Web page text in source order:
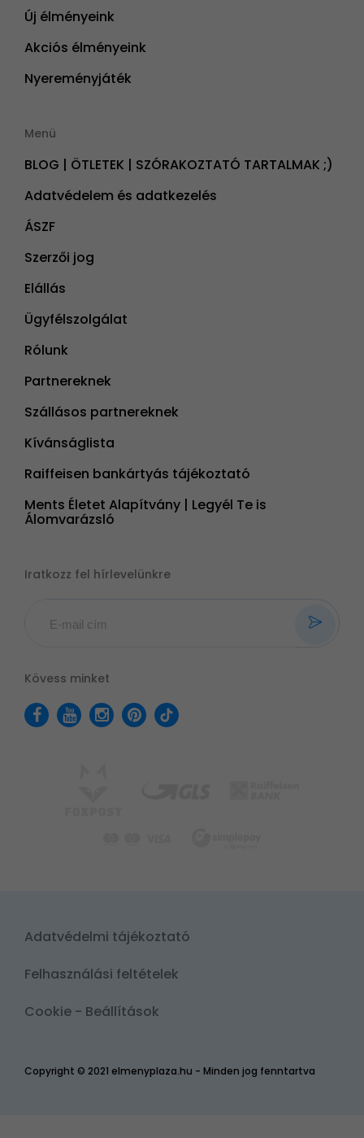
Új élményeink
Akciós élményeink
Nyereményjáték
Menü
BLOG | ÖTLETEK | SZÓRAKOZTATÓ TARTALMAK ;)
Adatvédelem és adatkezelés
ÁSZF
Szerzői jog
Elállás
Ügyfélszolgálat
Rólunk
Partnereknek
Szállásos partnereknek
Kívánságlista
Raiffeisen bankártyás tájékoztató
Ments Életet Alapítvány | Legyél Te is
Álomvarázsló
Iratkozz fel hírlevelünkre
Kövess minket
Copyright © 2021 elmenyplaza.hu - Minden jog fenntartva
Adatvédelmi tájékoztató
Felhasználási feltételek
Cookie - Beállítások